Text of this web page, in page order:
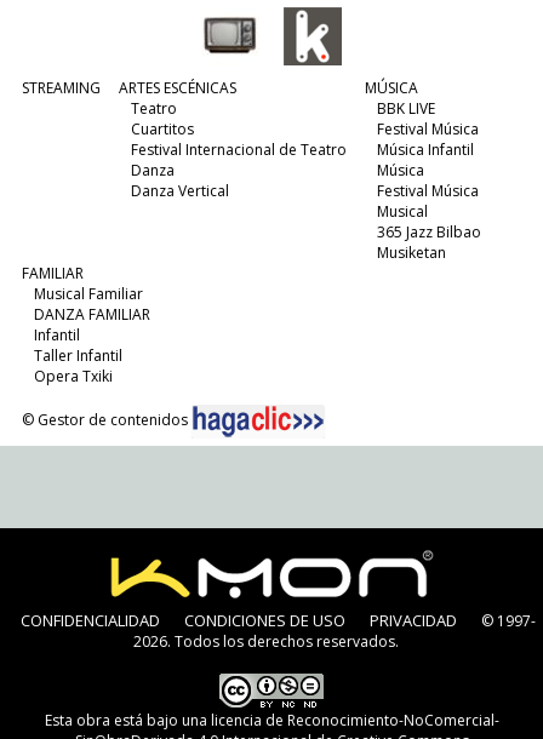
STREAMING
ARTES ESCÉNICAS
Teatro
Cuartitos
Festival Internacional de Teatro
Danza
Danza Vertical
MÚSICA
BBK LIVE
Festival Música
Música Infantil
Música
Festival Música
Musical
365 Jazz Bilbao
Musiketan
FAMILIAR
Musical Familiar
DANZA FAMILIAR
Infantil
Taller Infantil
Opera Txiki
© Gestor de contenidos
CONFIDENCIALIDAD CONDICIONES DE USO PRIVACIDAD
© 1997-
2026. Todos los derechos reservados.
Esta obra está bajo una licencia de Reconocimiento-NoComercial-